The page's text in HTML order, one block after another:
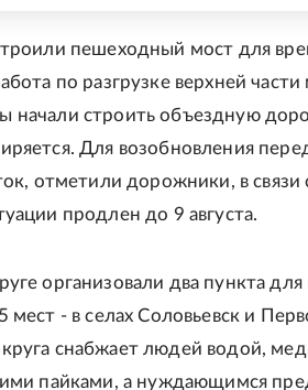
пешеходный мост для
по разгрузке верхней
строить объездную
Для возобновления
отметили дорожники, в
продлен до 9 августа.
организовали два пункта
- в селах Соловьевск и
снабжает людей водой,
пайками, а нуждающимся